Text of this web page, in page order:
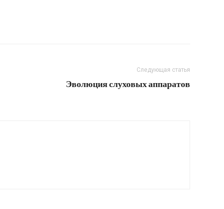
Следующая статья
Эволюция слуховых аппаратов